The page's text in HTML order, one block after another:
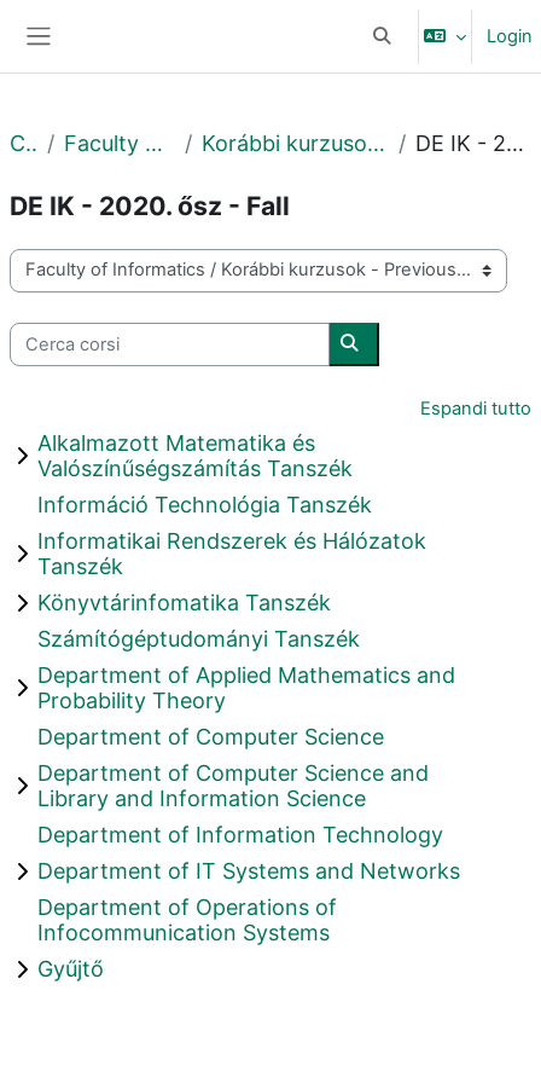
Attiva/disattivaLogin
Corsi Faculty of Informatics Korábbi kurzusok - Previous courses DE IK - 2020. ősz - Fall
DE IK - 2020. ősz - Fall
Categorie di corso
Cerca corsi
Cerca corsi
Espandi tutto
Alkalmazott Matematika és
Valószínűségszámítás Tanszék
Információ Technológia Tanszék
Informatikai Rendszerek és Hálózatok
Tanszék
Könyvtárinfomatika Tanszék
Számítógéptudományi Tanszék
Department of Applied Mathematics and
Probability Theory
Department of Computer Science
Department of Computer Science and
Library and Information Science
Department of Information Technology
Department of IT Systems and Networks
Department of Operations of
Infocommunication Systems
Gyűjtő